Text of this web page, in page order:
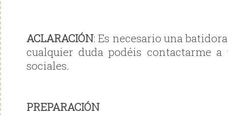
ACLARACIÓN: Es necesario una
cualquier duda podéis contactarme
sociales.
PREPARACIÓN